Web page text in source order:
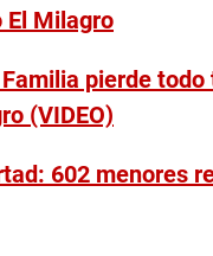
El Milagro
pierde
(VIDEO)
602 menores